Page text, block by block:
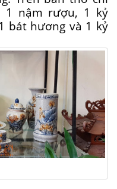
1 nậm rượu, 1 kỷ
bát hương và 1 kỷ